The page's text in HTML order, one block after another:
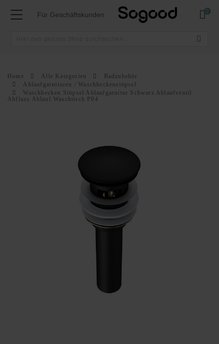
Für Geschäftskunden
Home Alle Kategorien
Badzubehör
Ablaufgarnituren / Waschbeckenstöpsel
Waschbecken Stöpsel Ablaufgarnitur Schwarz Ablaufventil
Abfluss Ablauf Waschtisch P04